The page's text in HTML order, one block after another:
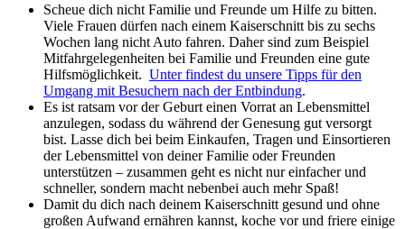
Scheue dich nicht Familie und Freunde um Hilfe zu bitten.
Viele Frauen dürfen nach einem Kaiserschnitt bis zu sechs
Wochen lang nicht Auto fahren. Daher sind zum Beispiel
Mitfahrgelegenheiten bei Familie und Freunden eine gute
Hilfsmöglichkeit. Unter findest du unsere Tipps für den
Umgang mit Besuchern nach der Entbindung.
Es ist ratsam vor der Geburt einen Vorrat an Lebensmittel
anzulegen, sodass du während der Genesung gut versorgt
bist. Lasse dich bei beim Einkaufen, Tragen und Einsortieren
der Lebensmittel von deiner Familie oder Freunden
unterstützen – zusammen geht es nicht nur einfacher und
schneller, sondern macht nebenbei auch mehr Spaß!
Damit du dich nach deinem Kaiserschnitt gesund und ohne
großen Aufwand ernähren kannst, koche vor und friere einige